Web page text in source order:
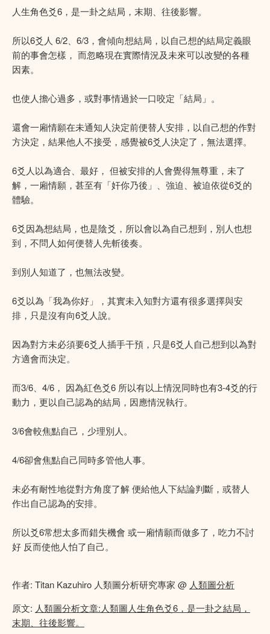
人生角色爻6，是一卦之結局，末期、往後影響。
所以6爻人 6/2、6/3，會傾向想結局，以自己想的結局定義眼
前的事會怎樣， 而忽略現在實際情況及未來可以改變的各種
因素。
也使人擔心過多，或對事情過於一口咬定「結局」。
還會一廂情願在未通知人決定前便替人安排，以自己想的作對
方決定，結果他人不接受，感覺被6爻人決定了，無法選擇。
6爻人以為適合、最好， 但被安排的人會覺得無尊重，未了
解，一廂情願，甚至有「奸你乃後」、強迫、被迫依從6爻的
體驗。
6爻因為想結局，也是陰爻，所以會以為自己想到，別人也想
到，不問人如何便替人先斬後奏。
到別人知道了，也無法改變。
6爻以為「我為你好」，其實未入知對方還有很多選擇與安
排，只是沒有向6爻人說。
因為對方未必須要6爻人插手干預，只是6爻人自己想到以為對
方適會而決定。
而3/6、4/6， 因為紅色爻6 所以有以上情況同時也有3-4爻的行
動力，更以自己認為的結局，因應情況執行。
3/6會較焦點自己，少理別人。
4/6卻會焦點自己同時多管他人事。
未必有耐性地從對方角度了解 便給他人下結論判斷，或替人
作出自己認為的安排。
所以爻6常想太多而錯失機會 或一廂情願而做多了，吃力不討
好 反而使他人怕了自己。
作者: Titan Kazuhiro 人類圖分析研究專家 @ 人類圖分析
原文: 人類圖分析文章:人類圖人生角色爻6，是一卦之結局，
末期、往後影響。